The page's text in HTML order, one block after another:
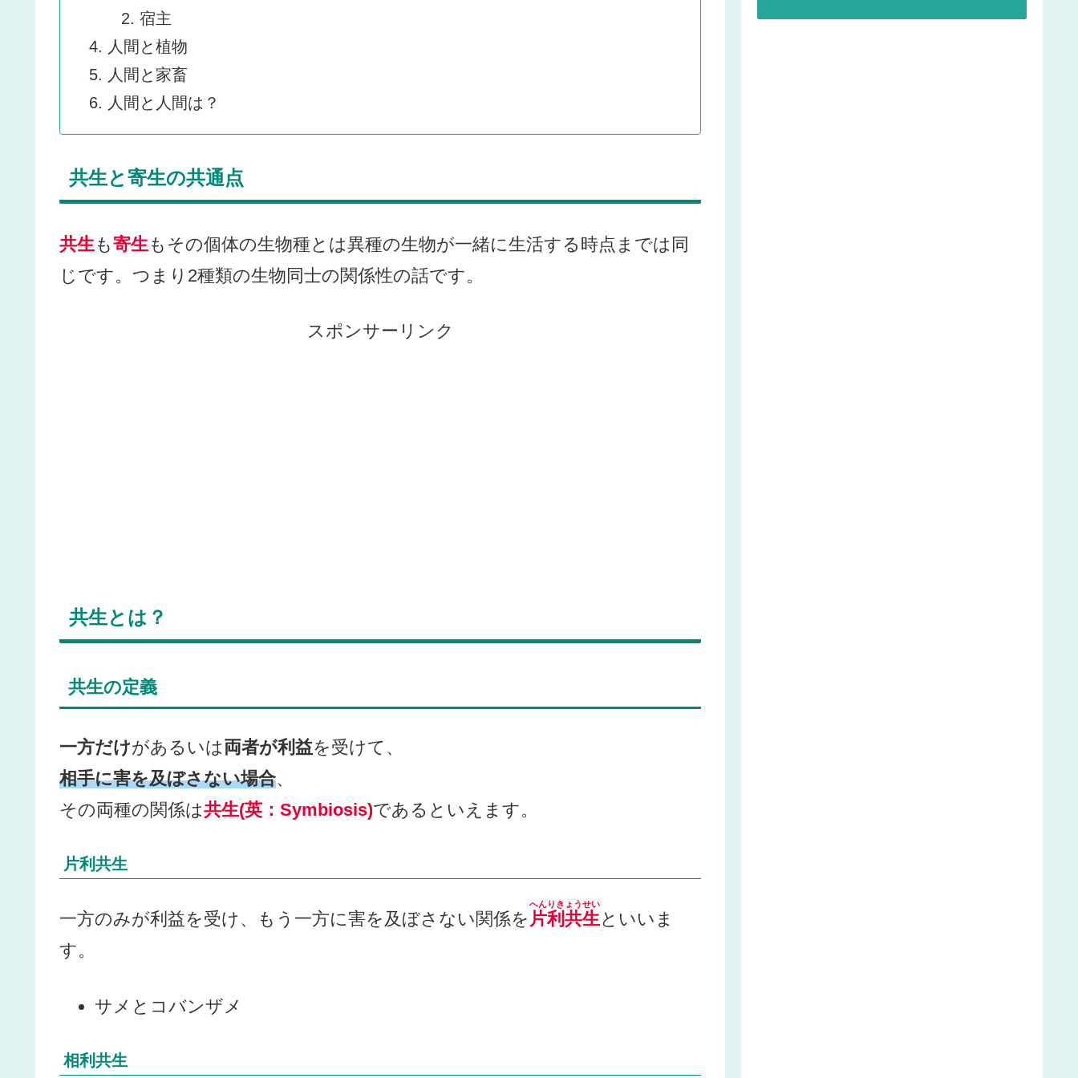
宿主
人間と植物
人間と家畜
人間と人間は？
共生と寄生の共通点
共生 も寄生 もその個体の生物種とは異種の生物が一緒に生活する時点までは同
じです。つまり2種類の生物同士の関係性の話です。
スポンサーリンク
共生とは？
共生の定義
一方だけがあるいは両者が利益を受けて、
相手に害を及ぼさない場合、
その両種の関係は共生(英：Symbiosis)であるといえます。
片利共生
一方のみが利益を受け、もう一方に害を及ぼさない関係を 片利共生
へんりきょうせい
といいま
す。
サメとコバンザメ
相利共生